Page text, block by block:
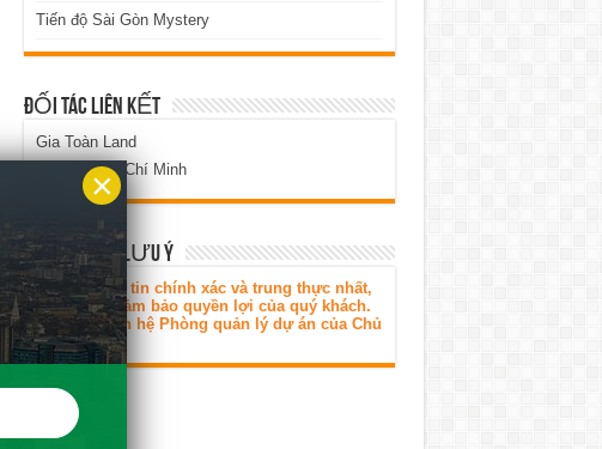
Tiến độ Sài Gòn Mystery
ĐỐI TÁC LIÊN KẾT
Gia Toàn Land
Nhà Phố Hồ Chí Minh
KHÁCH HÀNG LƯU Ý
Để có thông tin chính xác và trung thực nhất,
đồng thời đảm bảo quyền lợi của quý khách.
Vui lòng liên hệ Phòng quản lý dự án của Chủ
đầu tư.
×